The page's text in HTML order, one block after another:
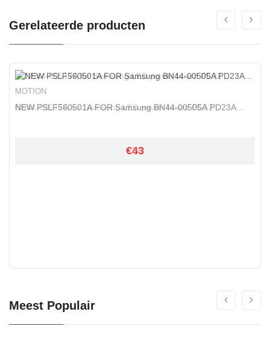
Gerelateerde producten
MOTION
BN44-00517A for Samsung LED power board PD32...
€50
MOTION
NEW PSLF560501A FOR Samsung BN44-00505A PD23A...
€43
Meest Populair